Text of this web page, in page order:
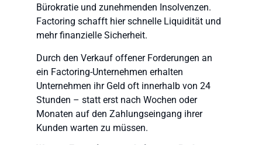
Bürokratie und zunehmenden Insolvenzen.
Factoring schafft hier schnelle Liquidität und
mehr finanzielle Sicherheit.
Durch den Verkauf offener Forderungen an
ein Factoring-Unternehmen erhalten
Unternehmen ihr Geld oft innerhalb von 24
Stunden – statt erst nach Wochen oder
Monaten auf den Zahlungseingang ihrer
Kunden warten zu müssen.